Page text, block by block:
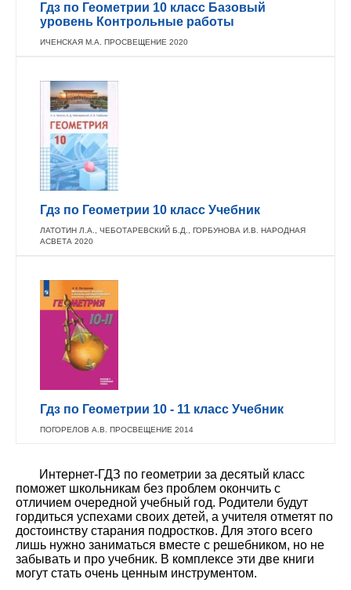
Гдз по Геометрии 10 класс Базовый
уровень Контрольные работы
ИЧЕНСКАЯ М.А. ПРОСВЕЩЕНИЕ 2020
Гдз по Геометрии 10 класс Учебник
ЛАТОТИН Л.А., ЧЕБОТАРЕВСКИЙ Б.Д., ГОРБУНОВА И.В. НАРОДНАЯ
АСВЕТА 2020
Гдз по Геометрии 10 - 11 класс Учебник
ПОГОРЕЛОВ А.В. ПРОСВЕЩЕНИЕ 2014
Интернет-ГДЗ по геометрии за десятый класс
поможет школьникам без проблем окончить с
отличием очередной учебный год. Родители будут
гордиться успехами своих детей, а учителя отметят по
достоинству старания подростков. Для этого всего
лишь нужно заниматься вместе с решебником, но не
забывать и про учебник. В комплексе эти две книги
могут стать очень ценным инструментом.